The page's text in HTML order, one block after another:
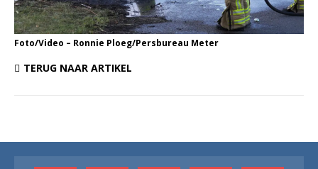
Foto/Video – Ronnie Ploeg/Persbureau Meter
TERUG NAAR ARTIKEL